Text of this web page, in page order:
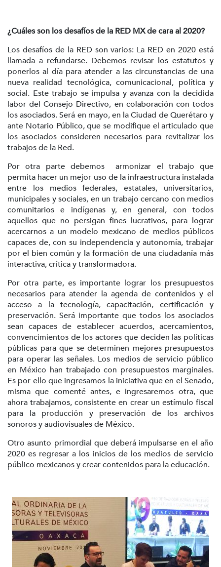
¿Cuáles son los desafíos de la RED MX de cara al 2020?
Los desafíos de la RED son varios: La RED en 2020 está
llamada a refundarse. Debemos revisar los estatutos y
ponerlos al día para atender a las circunstancias de una
nueva realidad tecnológica, comunicacional, política y
social. Este trabajo se impulsa y avanza con la decidida
labor del Consejo Directivo, en colaboración con todos
los asociados. Será en mayo, en la Ciudad de Querétaro y
ante Notario Público, que se modifique el articulado que
los asociados consideren necesarios para revitalizar los
trabajos de la Red.
Por otra parte debemos armonizar el trabajo que
permita hacer un mejor uso de la infraestructura instalada
entre los medios federales, estatales, universitarios,
municipales y sociales, en un trabajo cercano con medios
comunitarios e indígenas y, en general, con todos
aquellos que no persigan fines lucrativos, para lograr
acercarnos a un modelo mexicano de medios públicos
capaces de, con su independencia y autonomía, trabajar
por el bien común y la formación de una ciudadanía más
interactiva, crítica y transformadora.
Por otra parte, es importante lograr los presupuestos
necesarios para atender la agenda de contenidos y el
acceso a la tecnología, capacitación, certificación y
preservación. Será importante que todos los asociados
sean capaces de establecer acuerdos, acercamientos,
convencimientos de los actores que deciden las políticas
públicas para que se determinen mejores presupuestos
para operar las señales. Los medios de servicio público
en México han trabajado con presupuestos marginales.
Es por ello que ingresamos la iniciativa que en el Senado,
misma que comenté antes, e ingresaremos otra, que
ahora trabajamos, consistente en crear un estímulo fiscal
para la producción y preservación de los archivos
sonoros y audiovisuales de México.
Otro asunto primordial que deberá impulsarse en el año
2020 es regresar a los inicios de los medios de servicio
público mexicanos y crear contenidos para la educación.